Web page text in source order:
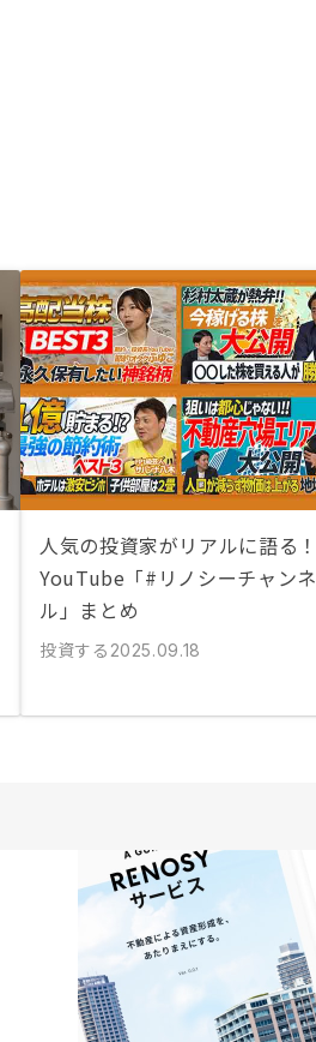
人気の投資家がリアルに語る！
YouTube「#リノシーチャンネ
ル」まとめ
投資する 2025.09.18